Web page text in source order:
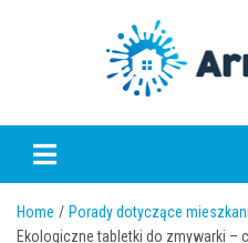
Home
Porady dotyczące
Ekologiczne tabletki do zmywarki –